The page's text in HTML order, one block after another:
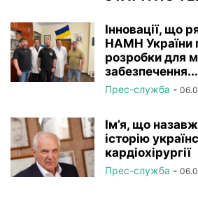
Інновації, що
НАМН України
розробки для
забезпечення...
Прес-служба -
Ім’я, що
історію
кардіохірургії
Прес-служба -